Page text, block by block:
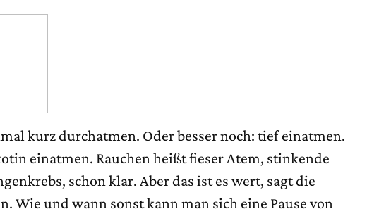
kurz durchatmen. Oder besser noch: tief einatmen.
einatmen. Rauchen heißt fieser Atem, stinkende
schon klar. Aber das ist es wert, sagt die
Wie und wann sonst kann man sich eine Pause von